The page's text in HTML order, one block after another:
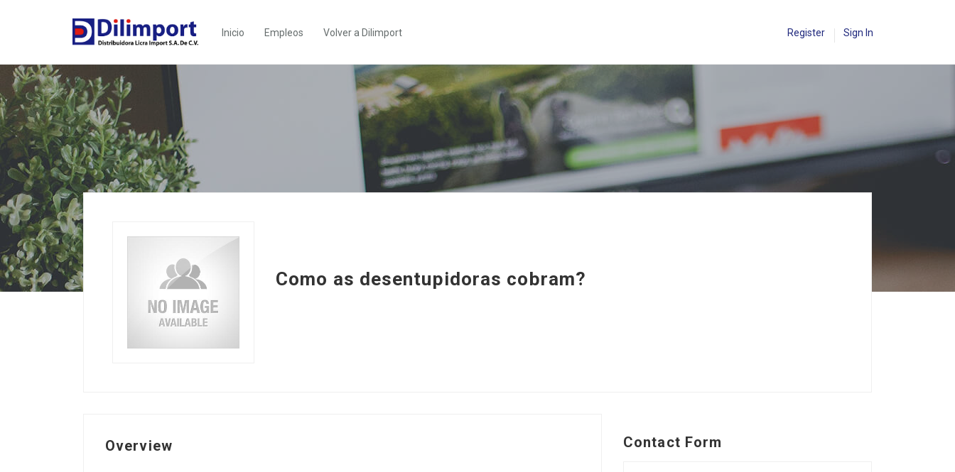
Inicio Empleos Volver a Dilimport Register Sign In
Como as desentupidoras cobram?
Overview Contact Form